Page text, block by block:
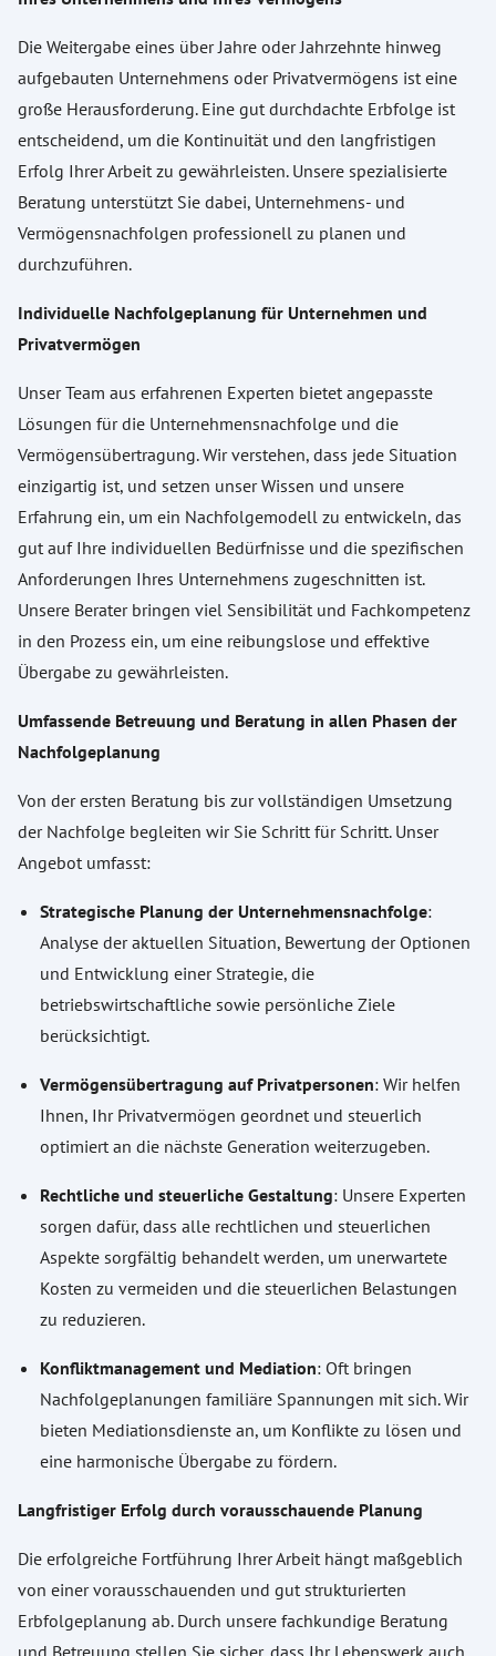
Die Weitergabe eines über Jahre oder Jahrzehnte hinweg
aufgebauten Unternehmens oder Privatvermögens ist eine
große Herausforderung. Eine gut durchdachte Erbfolge ist
entscheidend, um die Kontinuität und den langfristigen
Erfolg Ihrer Arbeit zu gewährleisten. Unsere spezialisierte
Beratung unterstützt Sie dabei, Unternehmens- und
Vermögensnachfolgen professionell zu planen und
durchzuführen.
Individuelle Nachfolgeplanung für Unternehmen und
Privatvermögen
Unser Team aus erfahrenen Experten bietet angepasste
Lösungen für die Unternehmensnachfolge und die
Vermögensübertragung. Wir verstehen, dass jede Situation
einzigartig ist, und setzen unser Wissen und unsere
Erfahrung ein, um ein Nachfolgemodell zu entwickeln, das
gut auf Ihre individuellen Bedürfnisse und die spezifischen
Anforderungen Ihres Unternehmens zugeschnitten ist.
Unsere Berater bringen viel Sensibilität und Fachkompetenz
in den Prozess ein, um eine reibungslose und effektive
Übergabe zu gewährleisten.
Umfassende Betreuung und Beratung in allen Phasen der
Nachfolgeplanung
Von der ersten Beratung bis zur vollständigen Umsetzung
der Nachfolge begleiten wir Sie Schritt für Schritt. Unser
Angebot umfasst:
Strategische Planung der Unternehmensnachfolge:
Analyse der aktuellen Situation, Bewertung der Optionen
und Entwicklung einer Strategie, die
betriebswirtschaftliche sowie persönliche Ziele
berücksichtigt.
Vermögensübertragung auf Privatpersonen: Wir helfen
Ihnen, Ihr Privatvermögen geordnet und steuerlich
optimiert an die nächste Generation weiterzugeben.
Rechtliche und steuerliche Gestaltung: Unsere Experten
sorgen dafür, dass alle rechtlichen und steuerlichen
Aspekte sorgfältig behandelt werden, um unerwartete
Kosten zu vermeiden und die steuerlichen Belastungen
zu reduzieren.
Konfliktmanagement und Mediation: Oft bringen
Nachfolgeplanungen familiäre Spannungen mit sich. Wir
bieten Mediationsdienste an, um Konflikte zu lösen und
eine harmonische Übergabe zu fördern.
Langfristiger Erfolg durch vorausschauende Planung
Die erfolgreiche Fortführung Ihrer Arbeit hängt maßgeblich
von einer vorausschauenden und gut strukturierten
Erbfolgeplanung ab. Durch unsere fachkundige Beratung
und Betreuung stellen Sie sicher, dass Ihr Lebenswerk auch